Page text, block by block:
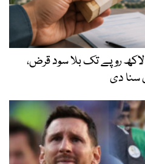
بیرون ملک جانے کے لیے 10 لاکھ روپے تک بلا سود قرض،
سنا دی